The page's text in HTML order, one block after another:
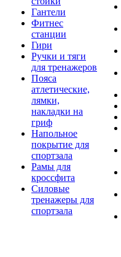
Гантели
Фитнес
станции
Гири
Ручки и тяги
для тренажеров
Пояса
атлетические,
лямки,
накладки на
гриф
Напольное
покрытие для
спортзала
Рамы для
кроссфита
Силовые
тренажеры для
спортзала